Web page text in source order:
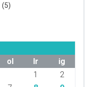
(5)
ol lr
ig
1
2